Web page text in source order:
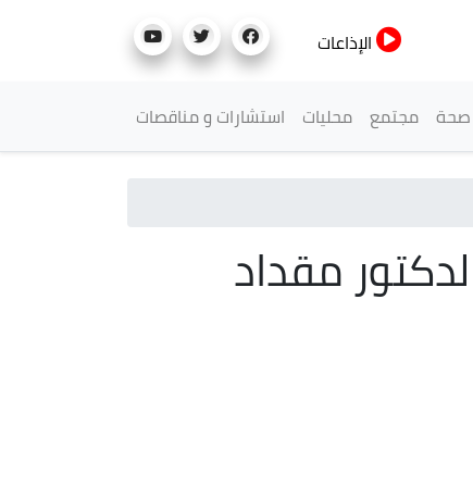
الإذاعات
صحة مجتمع محليات استشارات و مناقصات
مقداد